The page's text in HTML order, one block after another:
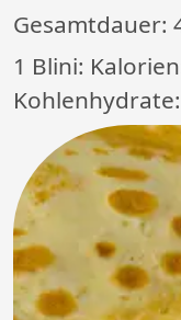
Gesamtdauer:
1 Blini: